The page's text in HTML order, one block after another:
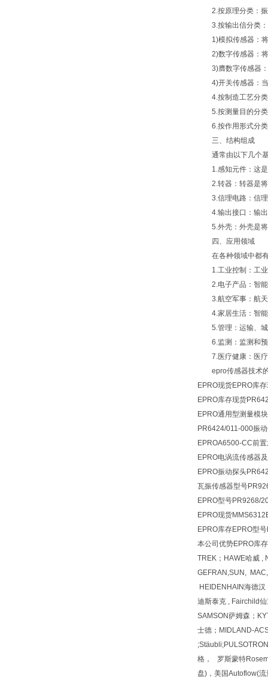
2.按原理分类：振
3.按输出信分类：
1)模拟传感器：将
2)数字传感器：将
3)膺数字传感器：
4)开关传感器：当
4.按制造工艺分类
5.按测量目的分类
6.按作用形式分类
三、结构组成
通常由以下几个基
1.感知元件：这是
2.转器：转器是将
3.信理电路：信理
4.输出接口：输出
5.外壳：外壳是将
四、应用领域
在各种领域中都有
1.工业控制：工业
2.电子产品：智能
3.航空军事：航天
4.家居生活：智能
5.管理：运输、城
6.监测：监测和预
7.医疗健康：医疗
epro传感器技术的
EPRO现货EPRO库
EPRO库存现货
EPRO通用型测量模
PR6424/011-000振
EPROA6500-CC前
EPRO电涡流传感器
EPRO振动探头
瓦振传感器型号
EPRO型号PR9268/
EPRO现货
EPRO库存EPRO型
本公司优势EPRO库
TREK；HAWE哈威 ,
GEFRAN,SUN,
HEIDENHAIN海德
迪斯泰克 , Fairchild
SAMSON萨姆森；
士德；MIDLAND-
格， 罗斯蒙特
盘)，美国Autoflow(